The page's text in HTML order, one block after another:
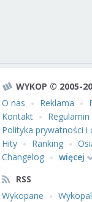
WYKOP © 2005-
O nas
Reklama
Kontakt
Regulamin
Polityka prywatności i
Hity
Ranking
Changelog
więcej
RSS
Wykopane